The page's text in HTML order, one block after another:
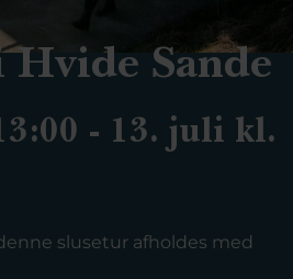
Sande
- 13. juli kl.
slusetur afholdes med